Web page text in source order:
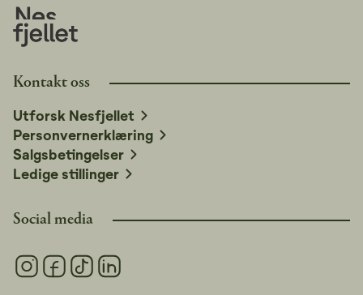
Social media
Kontakt oss
Utforsk Nesfjellet
Personvernerklæring
Salgsbetingelser
Ledige stillinger